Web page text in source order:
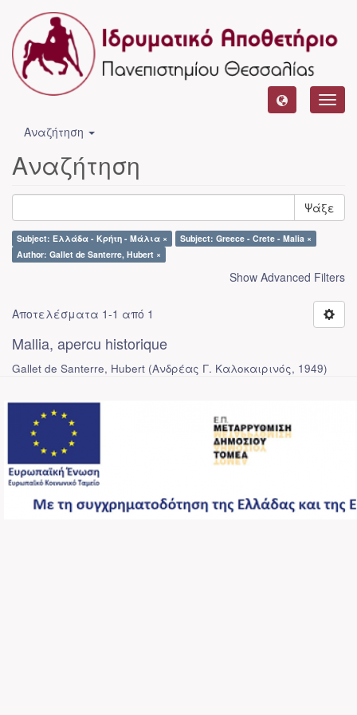
Αναζήτηση
Αναζήτηση
Ψάξε
Subject: Ελλάδα - Κρήτη - Μάλια ×
Subject: Greece - Crete - Malia ×
Author: Gallet de Santerre, Hubert ×
Show Advanced Filters
Αποτελέσματα 1-1 από 1
Mallia, apercu historique
Gallet de Santerre, Hubert (Ανδρέας Γ. Καλοκαιρινός, 1949)